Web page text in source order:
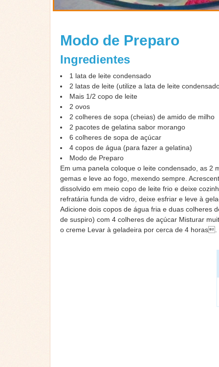
Modo de Preparo
Ingredientes
1 lata de leite condensado
2 latas de leite (utilize a lata de leite
Mais 1/2 copo de leite
2 ovos
2 colheres de sopa (cheias) de amido de milho
2 pacotes de gelatina sabor morango
6 colheres de sopa de açúcar
4 copos de água (para fazer a gelatina)
Modo de Preparo
Em uma panela coloque o leite condensado, as 2
gemas e leve ao fogo, mexendo sempre.
dissolvido em meio copo de leite frio e deixe
refratária funda de vidro, deixe esfriar e leve à
Adicione dois copos de água fria e duas colheres
de suspiro) com 4 colheres de açúcar Misturar
o creme Levar à geladeira por cerca de 4 horas.